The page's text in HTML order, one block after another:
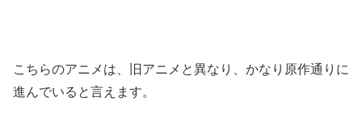
こちらのアニメは、旧アニメと異なり、かなり原作通りに
進んでいると言えます。